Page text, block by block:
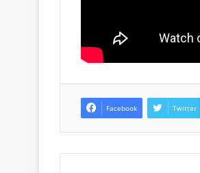
Facebook Twitter